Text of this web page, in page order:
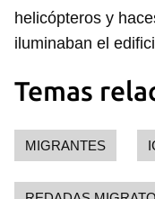
helicópteros y
iluminaban el
Temas
MIGRANTES